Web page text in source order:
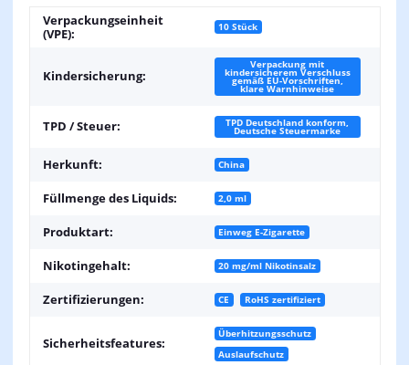
Verpackungseinheit
(VPE):
10 Stück
Kindersicherung:
Verpackung mit
kindersicherem Verschluss
gemäß EU-Vorschriften,
klare Warnhinweise
TPD / Steuer: TPD Deutschland konform,
Deutsche Steuermarke
Herkunft: China
Füllmenge des Liquids: 2,0 ml
Produktart: Einweg E-Zigarette
Nikotingehalt: 20 mg/ml Nikotinsalz
Zertifizierungen: CE RoHS zertifiziert
Sicherheitsfeatures:
Überhitzungsschutz
Auslaufschutz